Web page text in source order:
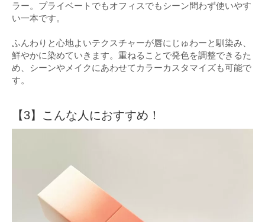
ラー。プライベートでもオフィスでもシーン問わず使いやす
い一本です。
ふんわりと心地よいテクスチャーが唇にじゅわーと馴染み、
鮮やかに染めていきます。重ねることで発色を調整できるた
め、シーンやメイクにあわせてカラーカスタマイズも可能で
す。
【3】こんな人におすすめ！